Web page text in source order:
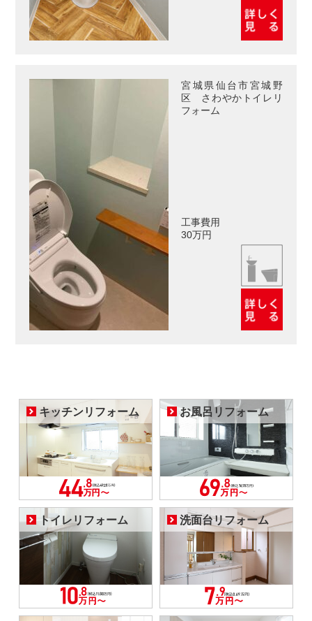
宮城県仙台市宮城野
区 さわやかトイレリ
フォーム
工事費用
30万円
キッチンリフォーム お風呂リフォーム
トイレリフォーム 洗面台リフォーム